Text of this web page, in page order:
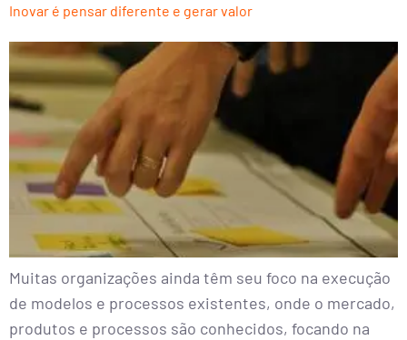
Inovar é pensar diferente e gerar valor
Muitas organizações ainda têm seu foco na execução
de modelos e processos existentes, onde o mercado,
produtos e processos são conhecidos, focando na